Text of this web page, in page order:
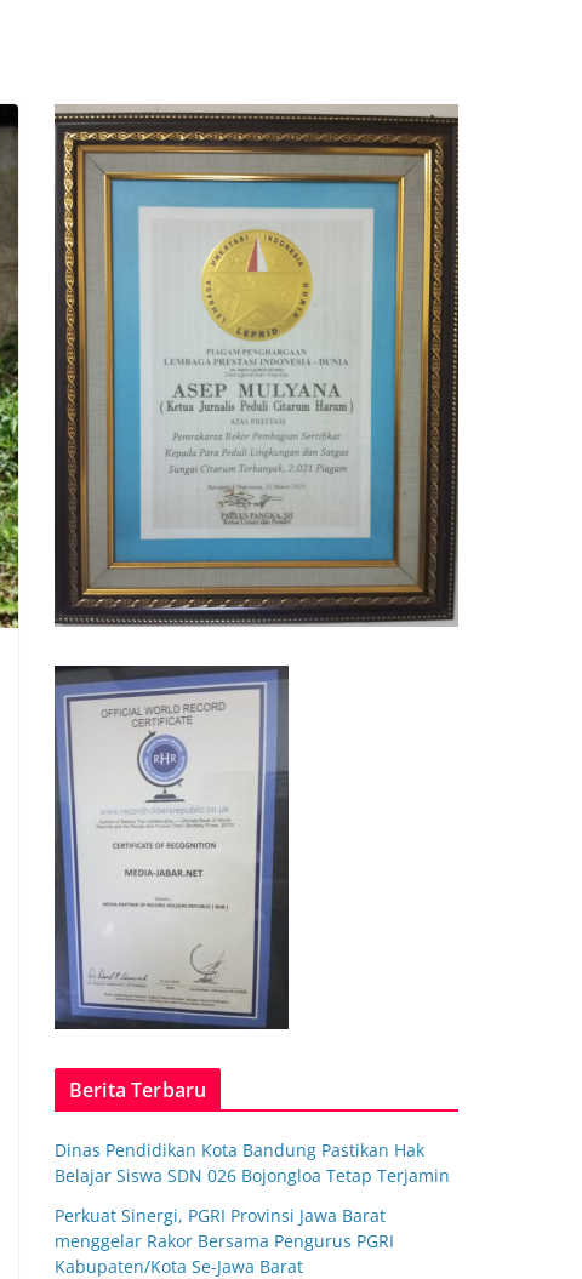
Berita Terbaru
Dinas Pendidikan Kota Bandung Pastikan Hak
Belajar Siswa SDN 026 Bojongloa Tetap Terjamin
Perkuat Sinergi, PGRI Provinsi Jawa Barat
menggelar Rakor Bersama Pengurus PGRI
Kabupaten/Kota Se-Jawa Barat